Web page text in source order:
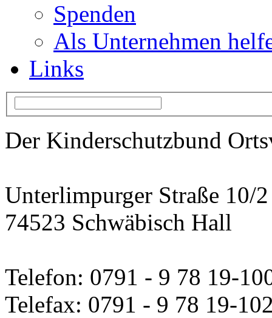
Spenden
Als Unternehmen
Links
Der Kinderschutzbund
Unterlimpurger Straße 10/2
74523 Schwäbisch Hall
Telefon: 0791 - 9 78 19-
Telefax: 0791 - 9 78 19-